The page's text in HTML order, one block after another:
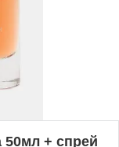
50мл + спрей